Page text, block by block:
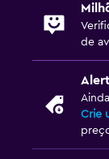
Acesso à praia
Lavanderia
de
Crie